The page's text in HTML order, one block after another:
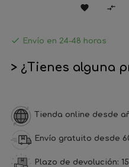
 
 Envío en 24-48 horas
> ¿Tienes alguna
Tienda online desde
Envío gratuito desde
Plazo de devolución: